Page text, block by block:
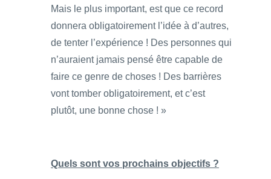
Mais le plus important, est que ce record
donnera obligatoirement l’idée à d’autres,
de tenter l’expérience ! Des personnes qui
n’auraient jamais pensé être capable de
faire ce genre de choses ! Des barrières
vont tomber obligatoirement, et c’est
plutôt, une bonne chose ! »
Quels sont vos prochains objectifs ?